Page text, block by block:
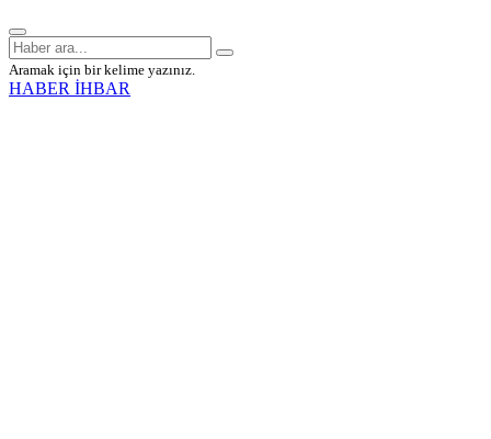
Aramak için bir kelime yazınız.
HABER İHBAR